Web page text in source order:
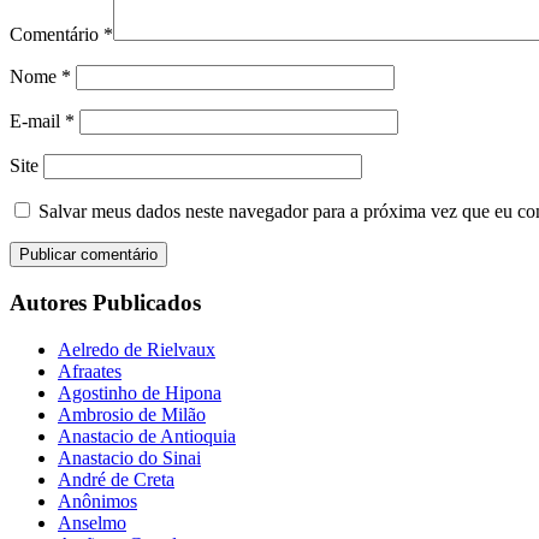
Comentário *
Nome *
E-mail *
Site
Salvar meus dados neste navegador para a próxima vez que eu
Autores Publicados
Aelredo de Rielvaux
Afraates
Agostinho de Hipona
Ambrosio de Milão
Anastacio de Antioquia
Anastacio do Sinai
André de Creta
Anônimos
Anselmo